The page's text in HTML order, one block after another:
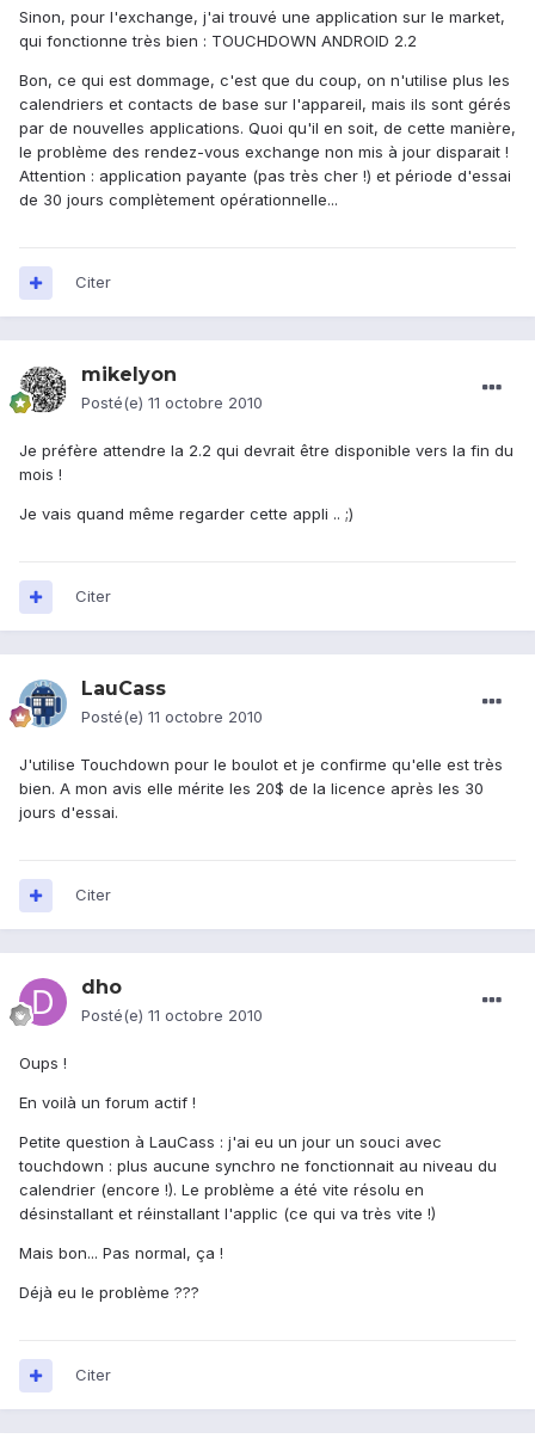
Sinon, pour l'exchange, j'ai trouvé une application sur le market,
qui fonctionne très bien : TOUCHDOWN ANDROID 2.2
Bon, ce qui est dommage, c'est que du coup, on n'utilise plus les
calendriers et contacts de base sur l'appareil, mais ils sont gérés
par de nouvelles applications. Quoi qu'il en soit, de cette manière,
le problème des rendez-vous exchange non mis à jour disparait !
Attention : application payante (pas très cher !) et période d'essai
de 30 jours complètement opérationnelle...
Citer
mikelyon
Posté(e) 11 octobre 2010
Je préfère attendre la 2.2 qui devrait être disponible vers la fin du
mois !
Je vais quand même regarder cette appli .. ;)
Citer
LauCass
Posté(e) 11 octobre 2010
J'utilise Touchdown pour le boulot et je confirme qu'elle est très
bien. A mon avis elle mérite les 20$ de la licence après les 30
jours d'essai.
Citer
dho
Posté(e) 11 octobre 2010
Oups !
En voilà un forum actif !
Petite question à LauCass : j'ai eu un jour un souci avec
touchdown : plus aucune synchro ne fonctionnait au niveau du
calendrier (encore !). Le problème a été vite résolu en
désinstallant et réinstallant l'applic (ce qui va très vite !)
Mais bon... Pas normal, ça !
Déjà eu le problème ???
Citer